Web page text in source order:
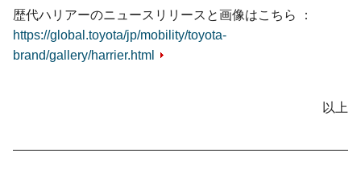
歴代ハリアーのニュースリリースと画像はこちら
https://global.toyota/jp/mobility/toyota-
brand/gallery/harrier.html
以上